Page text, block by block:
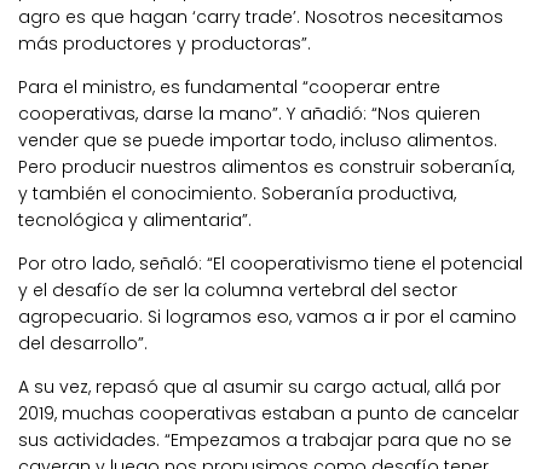
agro es que hagan ‘carry trade’. Nosotros necesitamos
más productores y productoras”.
Para el ministro, es fundamental “cooperar entre
cooperativas, darse la mano”. Y añadió: “Nos quieren
vender que se puede importar todo, incluso alimentos.
Pero producir nuestros alimentos es construir soberanía,
y también el conocimiento. Soberanía productiva,
tecnológica y alimentaria”.
Por otro lado, señaló: “El cooperativismo tiene el potencial
y el desafío de ser la columna vertebral del sector
agropecuario. Si logramos eso, vamos a ir por el camino
del desarrollo”.
A su vez, repasó que al asumir su cargo actual, allá por
2019, muchas cooperativas estaban a punto de cancelar
sus actividades. “Empezamos a trabajar para que no se